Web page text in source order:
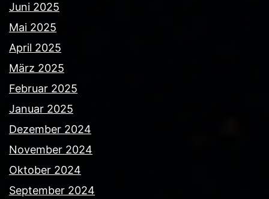
Juni 2025
Mai 2025
April 2025
März 2025
Februar 2025
Januar 2025
Dezember 2024
November 2024
Oktober 2024
September 2024